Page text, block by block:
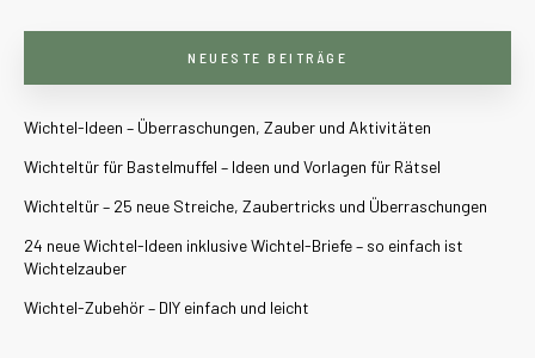
NEUESTE BEITRÄGE
Wichtel-Ideen – Überraschungen, Zauber und Aktivitäten
Wichteltür für Bastelmuffel – Ideen und Vorlagen für Rätsel
Wichteltür – 25 neue Streiche, Zaubertricks und Überraschungen
24 neue Wichtel-Ideen inklusive Wichtel-Briefe – so einfach ist
Wichtelzauber
Wichtel-Zubehör – DIY einfach und leicht